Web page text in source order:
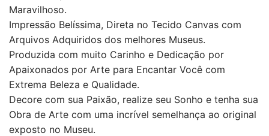
Maravilhoso.
Impressão Belíssima, Direta no Tecido Canvas com
Arquivos Adquiridos dos melhores Museus.
Produzida com muito Carinho e Dedicação por
Apaixonados por Arte para Encantar Você com
Extrema Beleza e Qualidade.
Decore com sua Paixão, realize seu Sonho e tenha sua
Obra de Arte com uma incrível semelhança ao original
exposto no Museu.